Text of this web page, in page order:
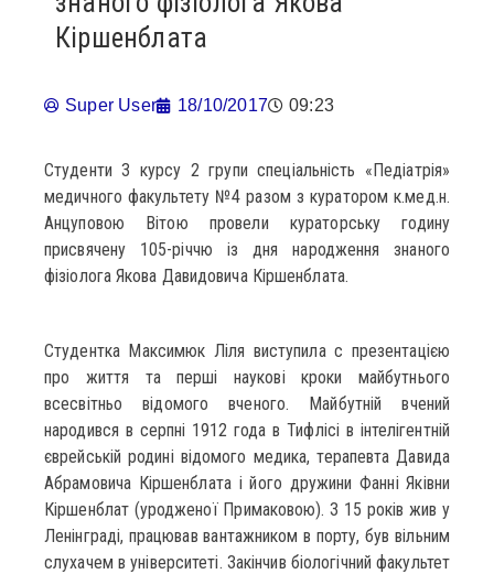
Кіршенблата
Super User 18/10/2017 09:23
Студенти 3 курсу 2 групи спеціальність «Педіатрія»
медичного факультету №4 разом з куратором к.мед.н.
Анцуповою Вітою провели кураторську годину
присвячену 105-річчю із дня народження знаного
фізіолога Якова Давидовича Кіршенблата.
Студентка Максимюк Ліля виступила с презентацією
про життя та перші наукові кроки майбутнього
всесвітньо відомого вченого. Майбутній вчений
народився в серпні 1912 годa в Тифлісі в інтелігентній
єврейській родині відомого медика, терапевта Давида
Абрамовича Кіршенблата і його дружини Фанні Яківни
Кіршенблат (уродженої Примаковою). З 15 років жив у
Ленінграді, працював вантажником в порту, був вільним
слухачем в університеті. Закінчив біологічний факультет